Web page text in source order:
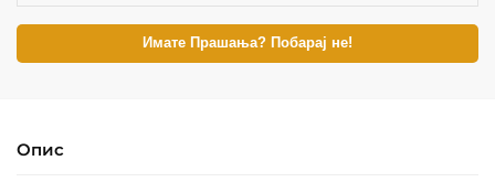
Имате Прашања? Побарај не!
Опис